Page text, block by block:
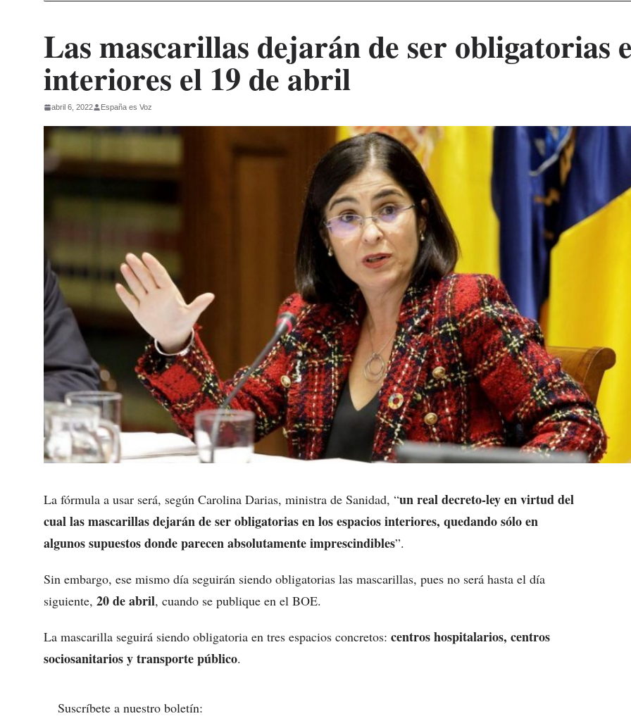
Las mascarillas dejarán de ser obligatorias
interiores el 19 de abril
abril 6, 2022 España es Voz
La fórmula a usar será, según Carolina Darias, ministra de Sanidad, “un real decreto-ley en virtud del
cual las mascarillas dejarán de ser obligatorias en los espacios interiores, quedando sólo en
algunos supuestos donde parecen absolutamente imprescindibles”.
Sin embargo, ese mismo día seguirán siendo obligatorias las mascarillas, pues no será hasta el día
siguiente, 20 de abril, cuando se publique en el BOE.
La mascarilla seguirá siendo obligatoria en tres espacios concretos: centros hospitalarios, centros
sociosanitarios y transporte público.
Suscríbete a nuestro boletín: